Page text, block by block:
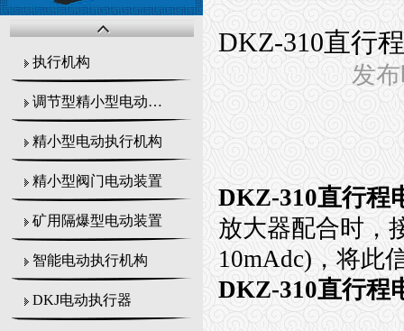
执行机构
调节型精小型电动执行器
精小型电动执行机构
精小型阀门电动装置
矿用隔爆型电动装置
智能电动执行机构
DKJ电动执行器
DKZ-310直行
发
DKZ-310直行程
放大器配合时，
10mAdc)，将此
DKZ-310直行程